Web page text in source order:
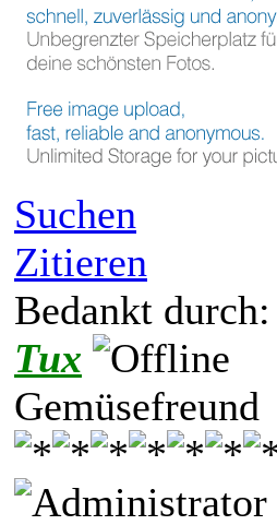
Suchen
Zitieren
Bedankt durch:
Tux
Gemüsefreund